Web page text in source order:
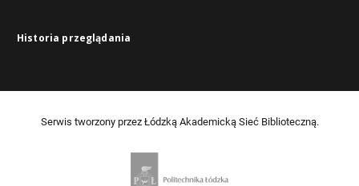
Historia przeglądania
Serwis tworzony przez Łódzką Akademicką Sieć Biblioteczną.